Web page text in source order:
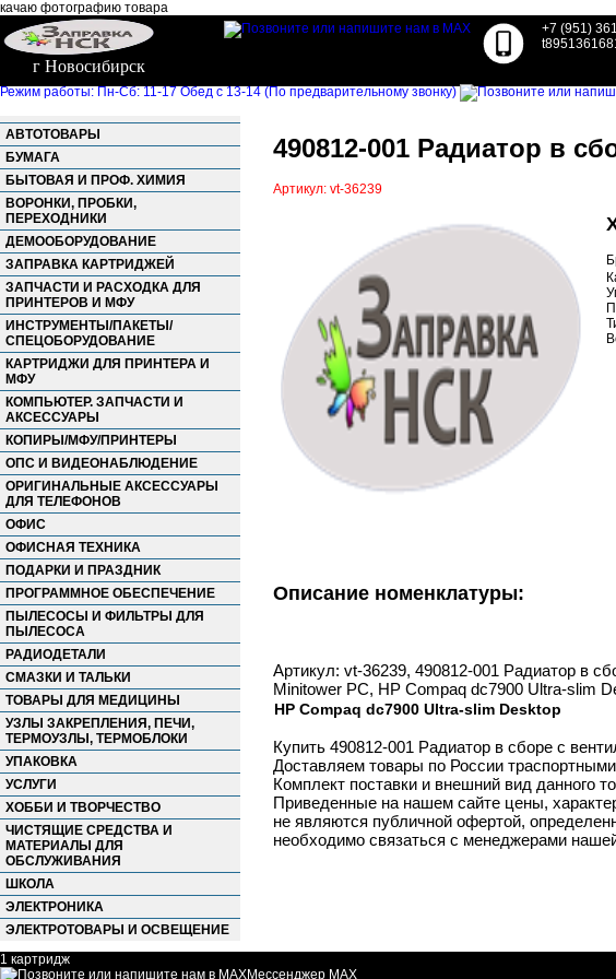
качаю фотографию товара
г Новосибирск
+7 (951)
Режим работы: Пн-Сб: 11-17 Обед с 13-14 (По предварительному звонку)
АВТОТОВАРЫ
БУМАГА
БЫТОВАЯ И ПРОФ. ХИМИЯ
ВОРОНКИ, ПРОБКИ,
ПЕРЕХОДНИКИ
ДЕМООБОРУДОВАНИЕ
ЗАПРАВКА КАРТРИДЖЕЙ
ЗАПЧАСТИ И РАСХОДКА ДЛЯ
ПРИНТЕРОВ И МФУ
ИНСТРУМЕНТЫ/ПАКЕТЫ/
СПЕЦОБОРУДОВАНИЕ
КАРТРИДЖИ ДЛЯ ПРИНТЕРА И
МФУ
КОМПЬЮТЕР. ЗАПЧАСТИ И
АКСЕССУАРЫ
КОПИРЫ/МФУ/ПРИНТЕРЫ
ОПС И ВИДЕОНАБЛЮДЕНИЕ
ОРИГИНАЛЬНЫЕ АКСЕССУАРЫ
ДЛЯ ТЕЛЕФОНОВ
ОФИС
ОФИСНАЯ ТЕХНИКА
ПОДАРКИ И ПРАЗДНИК
ПРОГРАММНОЕ ОБЕСПЕЧЕНИЕ
ПЫЛЕСОСЫ И ФИЛЬТРЫ ДЛЯ
ПЫЛЕСОСА
РАДИОДЕТАЛИ
СМАЗКИ И ТАЛЬКИ
ТОВАРЫ ДЛЯ МЕДИЦИНЫ
УЗЛЫ ЗАКРЕПЛЕНИЯ, ПЕЧИ,
ТЕРМОУЗЛЫ, ТЕРМОБЛОКИ
УПАКОВКА
УСЛУГИ
ХОББИ И ТВОРЧЕСТВО
ЧИСТЯЩИЕ СРЕДСТВА И
МАТЕРИАЛЫ ДЛЯ
ОБСЛУЖИВАНИЯ
ШКОЛА
ЭЛЕКТРОНИКА
ЭЛЕКТРОТОВАРЫ И ОСВЕЩЕНИЕ
490812-001 Радиатор в
Артикул: vt-36239
Описание номенклатуры:
Артикул: vt-36239, 490812-001 Радиатор в
Minitower PC, HP Compaq dc7900 Ultra-slim
HP Compaq dc7900 Ultra-slim Desktop
Купить 490812-001 Радиатор в сборе с
Доставляем товары по России
Комплект поставки и внешний вид данного
Приведенные на нашем сайте цены,
не являются публичной офертой,
необходимо связаться с менеджерами
1 картридж
Мессенджер MAX